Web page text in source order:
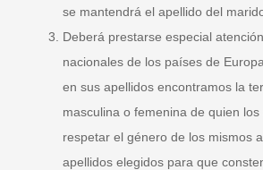
se mantendrá el apellido del
Deberá prestarse especial
nacionales de los países de
en sus apellidos encontramos la
masculina o femenina de quien
respetar el género de los mismos
apellidos elegidos para que